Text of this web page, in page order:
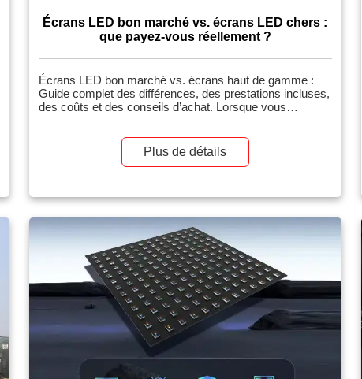
Écrans LED bon marché vs. écrans LED chers :
que payez-vous réellement ?
Écrans LED bon marché vs. écrans haut de gamme :
Guide complet des différences, des prestations incluses,
des coûts et des conseils d’achat. Lorsque vous
être : pourquoi les prix varient-ils autant, de 500 $ à
5 000 $ le mètre carré ? Visuellement, deux écrans LED
peuvent sembler identiques lorsqu’ils affichent une image
Plus de détails